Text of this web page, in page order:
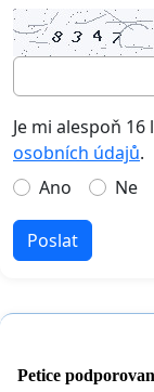
Je mi alespoň
osobních údajů.
Ano
Ne
Poslat
Petice